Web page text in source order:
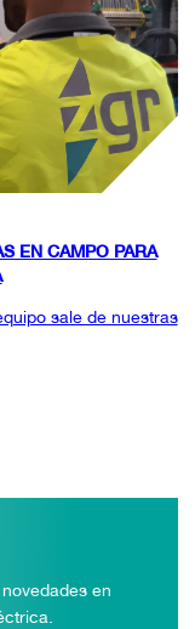
EN CAMPO PARA
sale de nuestras
en